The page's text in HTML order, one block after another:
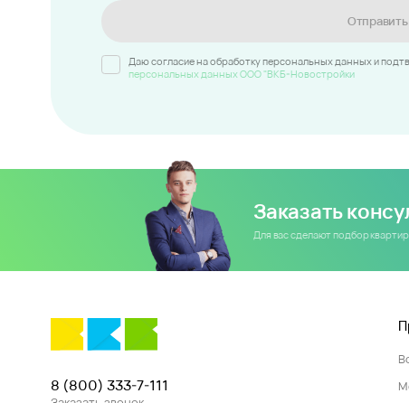
Отправить
Даю согласие на обработку персональных данных и
персональных данных ООО "ВКБ-Новостройки
Заказать
Для вас сделают подбор
8 (800) 333-7-111